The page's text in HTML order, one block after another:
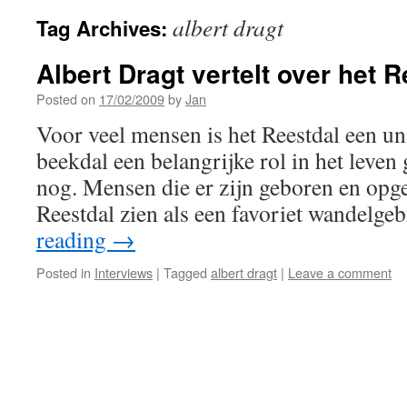
Tag Archives: albert dragt
Albert Dragt vertelt over het
Posted on 17/02/2009byJan
Voor veel mensen is het Reestdal een
beekdal een belangrijke rol in het leven
nog. Mensen die er zijn geboren en
Reestdal zien als een favoriet
reading →
Posted in Interviews | Tagged albert dragt | Leave a comment